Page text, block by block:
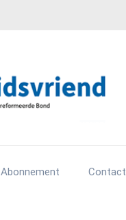
Abonnement Contact